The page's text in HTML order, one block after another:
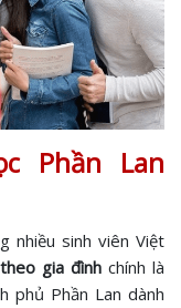
Phần Lan
nhiều sinh viên Việt
gia đình chính là
phủ Phần Lan dành